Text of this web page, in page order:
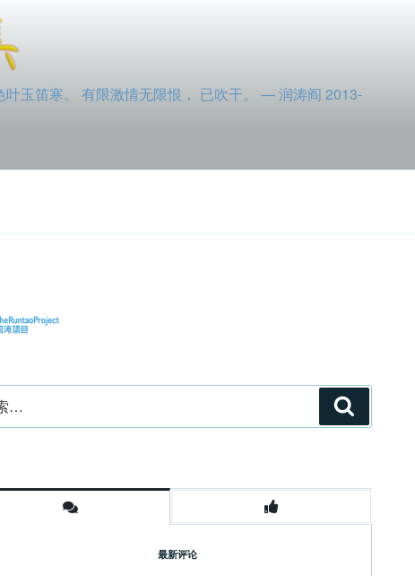
叶玉笛寒。 有限激情无限恨， 已吹干。 — 润涛阎 2013-
索
最新评论